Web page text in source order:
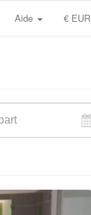
Aide € EUR